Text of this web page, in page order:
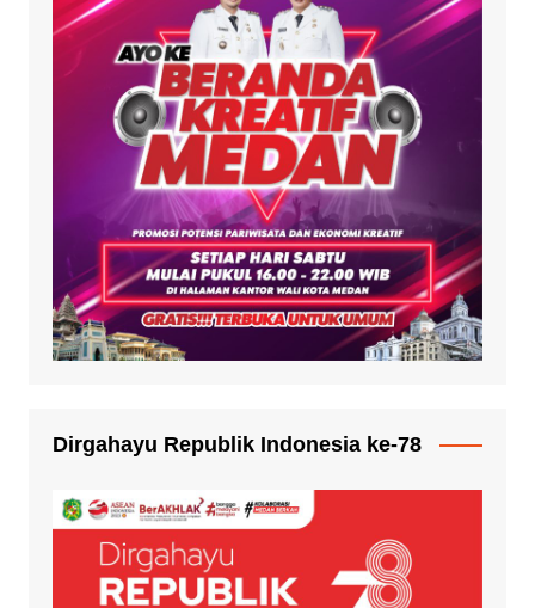
Dirgahayu Republik Indonesia ke-78